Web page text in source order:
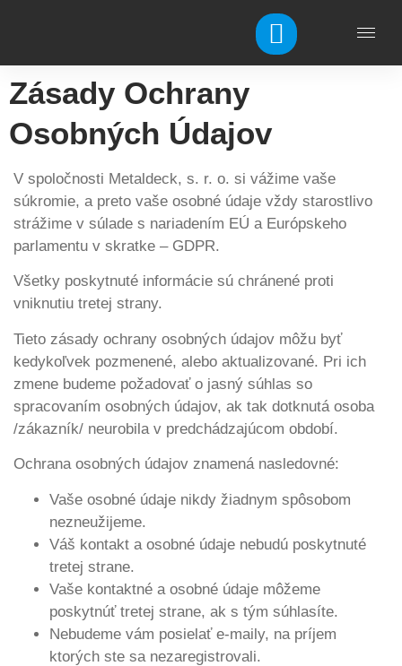
Zásady Ochrany
Osobných Údajov
V spoločnosti Metaldeck, s. r. o. si vážime vaše
súkromie, a preto vaše osobné údaje vždy starostlivo
strážime v súlade s nariadením EÚ a Európskeho
parlamentu v skratke – GDPR.
Všetky poskytnuté informácie sú chránené proti
vniknutiu tretej strany.
Tieto zásady ochrany osobných údajov môžu byť
kedykoľvek pozmenené, alebo aktualizované. Pri ich
zmene budeme požadovať o jasný súhlas so
spracovaním osobných údajov, ak tak dotknutá osoba
/zákazník/ neurobila v predchádzajúcom období.
Ochrana osobných údajov znamená nasledovné:
Vaše osobné údaje nikdy žiadnym spôsobom
nezneužijeme.
Váš kontakt a osobné údaje nebudú poskytnuté
tretej strane.
Vaše kontaktné a osobné údaje môžeme
poskytnúť tretej strane, ak s tým súhlasíte.
Nebudeme vám posielať e-maily, na príjem
ktorých ste sa nezaregistrovali.